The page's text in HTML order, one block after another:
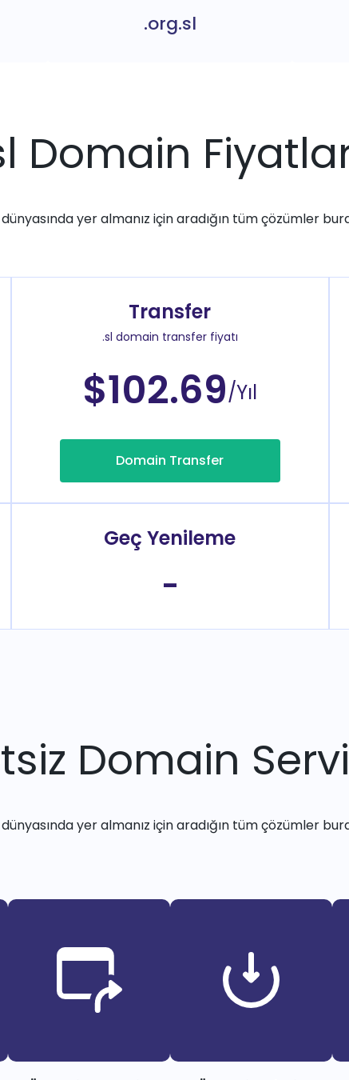
.org.sl
Domain
yer almanız için aradığın tüm çözümler
Transfer
.sl domain transfer fiyatı
$102.69/Yıl
Domain Transfer
Geç Yenileme
-
Domain
yer almanız için aradığın tüm çözümler